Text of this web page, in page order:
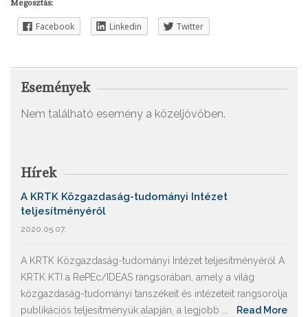
Megosztás:
Facebook Linkedin Twitter
Események
Nem található esemény a közeljövőben.
Hírek
A KRTK Közgazdaság-tudományi Intézet
teljesítményéről
2020.05.07.
A KRTK Közgazdaság-tudományi Intézet teljesítményéről A
KRTK KTI a RePEc/IDEAS rangsorában, amely a világ
közgazdaság-tudományi tanszékeit és intézeteit rangsorolja
publikációs teljesítményük alapján, a legjobb ...
Read More